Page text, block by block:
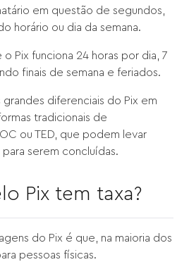
em questão de segundos,
horário ou dia da semana.
Pix funciona 24 horas por dia, 7
finais de semana e feriados.
grandes diferenciais do Pix em
tradicionais de
ou TED, que podem levar
serem concluídas.
Pix tem taxa?
do Pix é que, na maioria dos
pessoas físicas.